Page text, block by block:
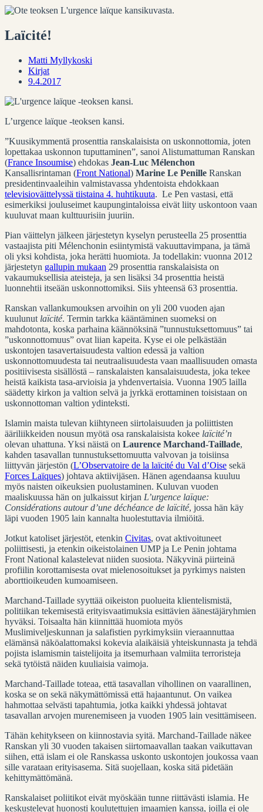
Laïcité!
Matti Myllykoski
Kirjat
9.4.2017
L’urgence laïque -teoksen kansi.
”Kuusikymmentä prosenttia ranskalaisista on uskonnottomia, joten
lopettakaa uskonnon tuputtaminen”, sanoi Alistumattuman Ranskan
(France Insoumise) ehdokas Jean-Luc Mélenchon
Kansallisrintaman (Front National) Marine Le Penille Ranskan
presidentinvaaleihin valmistavassa yhdentoista ehdokkaan
televisioväittelyssä tiistaina 4. huhtikuuta. Le Pen vastasi, että
esimerkiksi jouluseimet kaupungintaloissa eivät liity uskontoon vaan
kuuluvat maan kulttuurisiin juuriin.
Pian väittelyn jälkeen järjestetyn kyselyn perusteella 25 prosenttia
vastaajista piti Mélenchonin esiintymistä vakuuttavimpana, ja tämä
oli yksi kohdista, joka herätti huomiota. Ja todellakin: vuonna 2012
järjestetyn gallupin mukaan 29 prosenttia ranskalaisista on
vakaumuksellisia ateisteja, ja sen lisäksi 34 prosenttia heistä
luonnehtii itseään uskonnottomiksi. Siis yhteensä 63 prosenttia.
Ranskan vallankumouksen arvoihin on yli 200 vuoden ajan
kuulunut laïcité. Termin tarkka kääntäminen suomeksi on
mahdotonta, koska parhaina käännöksinä ”tunnustuksettomuus” tai
”uskonnottomuus” ovat liian kapeita. Kyse ei ole pelkästään
uskontojen tasavertaisuudesta valtion edessä ja valtion
uskonnottomuudesta tai neutraalisuudesta vaan maallisuuden omasta
positiivisesta sisällöstä – ranskalaisten kansalaisuudesta, joka tekee
heistä kaikista tasa-arvioisia ja yhdenvertaisia. Vuonna 1905 lailla
säädetty kirkon ja valtion selvä ja jyrkkä erottaminen toisistaan on
uskonnottoman valtion ydinteksti.
Islamin maista tulevan kiihtyneen siirtolaisuuden ja poliittisten
ääriliikkeiden nousun myötä osa ranskalaisista kokee laïcité’n
olevan uhattuna. Yksi näistä on Laurence Marchand-Taillade,
kahden tasavallan tunnustuksettomuutta valvovan ja toisiinsa
liittyvän järjestön (L’Observatoire de la laïcité du Val d’Oise sekä
Forces Laïques) johtava aktiivijäsen. Hänen agendaansa kuuluu
myös naisten oikeuksien puolustaminen. Kuluvan vuoden
maaliskuussa hän on julkaissut kirjan L’urgence laïque:
Considérations autour d’une déchéance de laïcité, jossa hän käy
läpi vuoden 1905 lain kannalta huolestuttavia ilmiöitä.
Jotkut katoliset järjestöt, etenkin Civitas, ovat aktivoituneet
poliittisesti, ja etenkin oikeistolainen UMP ja Le Penin johtama
Front National kalastelevat niiden suosiota. Näkyvinä piirteinä
profiilin korottamisesta ovat mielenosoitukset ja pyrkimys naisten
aborttioikeuden kumoamiseen.
Marchand-Taillade syyttää oikeiston puolueita klientelismistä,
politiikan tekemisestä erityisvaatimuksia esittävien äänestäjäryhmien
hyväksi. Toisaalta hän kiinnittää huomiota myös
Muslimiveljeskunnan ja salafistien pyrkimyksiin vieraannuttaa
elämänsä näköalattomaksi kokevia alaikäisiä yhteiskunnasta ja tehdä
pojista islamismin taistelijoita ja itsemurhaan valmiita terroristeja
sekä tytöistä näiden kuuliaisia vaimoja.
Marchand-Taillade toteaa, että tasavallan vihollinen on vaarallinen,
koska se on sekä näkymättömissä että hajaantunut. On vaikea
hahmottaa selvästi tapahtumia, jotka kaikki yhdessä johtavat
tasavallan arvojen murenemiseen ja vuoden 1905 lain vesittämiseen.
Tähän kehitykseen on kiinnostavia syitä. Marchand-Taillade näkee
Ranskan yli 30 vuoden takaisen siirtomaavallan taakan vaikuttavan
siihen, että islam ei ole Ranskassa uskonto uskontojen joukossa vaan
sille varataan erityisasema. Sitä suojellaan, koska sitä pidetään
kehittymättömänä.
Ranskalaiset poliitikot eivät myöskään tunne riittävästi islamia. He
keskustelevat huonosti koulutettujen imaamien kanssa, joilla ei ole